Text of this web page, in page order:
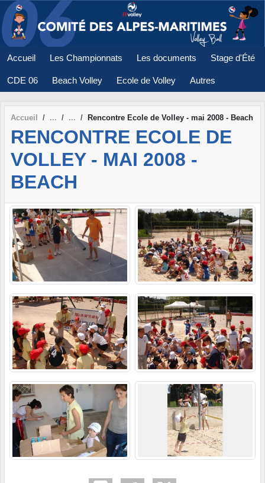
Accueil Les Championnats Les documents Stage d'Été
CDE 06 Beach Volley Ecole de Volley Autres
Accueil Rencontre Ecole de Volley - mai 2008 - Beach
RENCONTRE ECOLE DE
VOLLEY - MAI 2008 -
BEACH
Panneau de gestion des cookies